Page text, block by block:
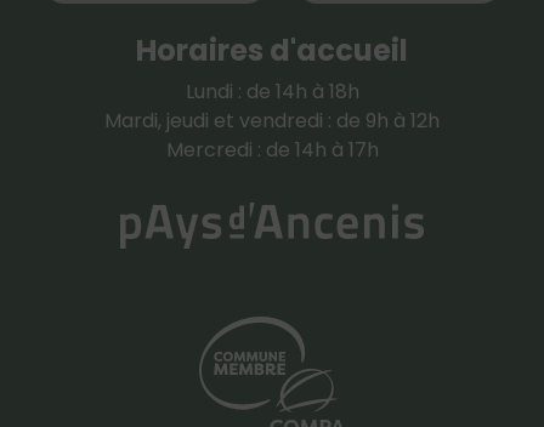
Horaires d'accueil
Lundi : de 14h à 18h
Mardi, jeudi et vendredi : de 9h à 12h
Mercredi : de 14h à 17h